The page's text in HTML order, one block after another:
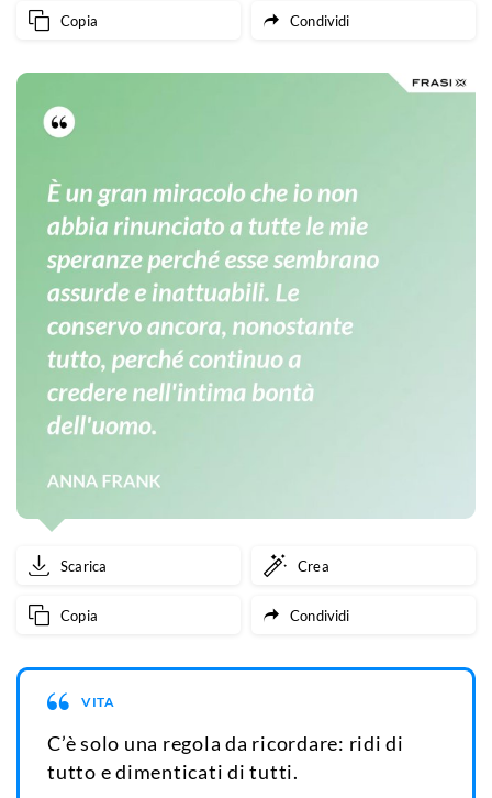
Copia Condividi
Scarica Crea
Copia Condividi
VITA
C’è solo una regola da ricordare: ridi di
tutto e dimenticati di tutti.